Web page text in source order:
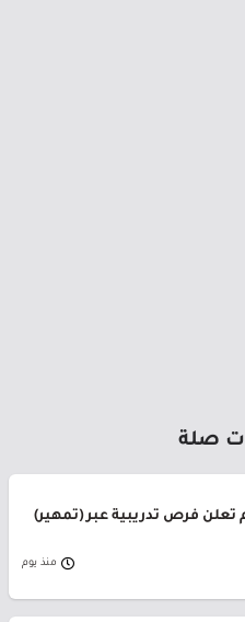
صلة
تعلن فرص تدريبية عبر (تمهير)
منذ يوم